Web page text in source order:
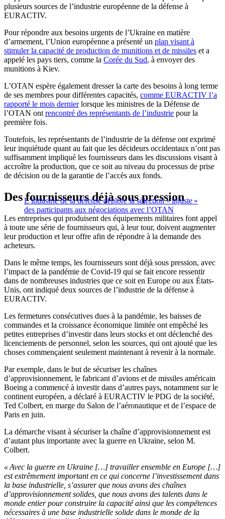
plusieurs sources de l’industrie européenne de la défense à
EURACTIV.
Pour répondre aux besoins urgents de l’Ukraine en matière
d’armement, l’Union européenne a présenté un plan visant à
stimuler la capacité de production de munitions et de missiles et a
appelé les pays tiers, comme la Corée du Sud, à envoyer des
munitions à Kiev.
L’OTAN espère également dresser la carte des besoins à long terme
de ses membres pour différentes capacités, comme EURACTIV l’a
rapporté le mois dernierlorsque les ministres de la Défense de
l’OTAN ont rencontré des représentants de l’industrie pour la
première fois.
Toutefois, les représentants de l’industrie de la défense ont exprimé
leur inquiétude quant au fait que les décideurs occidentaux n’ont pas
suffisamment impliqué les fournisseurs dans les discussions visant à
accroître la production, que ce soit au niveau du processus de prise
de décision ou de la garantie de l’accès aux fonds.
L’industrie de la défense déplore la sélection « injuste »
des participants aux négociations avec l’OTAN
Des fournisseurs déjà sous pression
Les entreprises qui produisent des équipements militaires font appel
à toute une série de fournisseurs qui, à leur tour, doivent augmenter
leur production et leur offre afin de répondre à la demande des
acheteurs.
Dans le même temps, les fournisseurs sont déjà sous pression, avec
l’impact de la pandémie de Covid-19 qui se fait encore ressentir
dans de nombreuses industries que ce soit en Europe ou aux États-
Unis, ont indiqué deux sources de l’industrie de la défense à
EURACTIV.
Les fermetures consécutives dues à la pandémie, les baisses de
commandes et la croissance économique limitée ont empêché les
petites entreprises d’investir dans leurs stocks et ont déclenché des
licenciements de personnel, selon les sources, qui ont ajouté que les
choses commençaient seulement maintenant à revenir à la normale.
Par exemple, dans le but de sécuriser les chaînes
d’approvisionnement, le fabricant d’avions et de missiles américain
Boeing a commencé à investir dans d’autres pays, notamment sur le
continent européen, a déclaré à EURACTIV le PDG de la société,
Ted Colbert, en marge du Salon de l’aéronautique et de l’espace de
Paris en juin.
La démarche visant à sécuriser la chaîne d’approvisionnement est
d’autant plus importante avec la guerre en Ukraine, selon M.
Colbert.
« Avec la guerre en Ukraine […] travailler ensemble en Europe […]
est extrêmement important en ce qui concerne l’investissement dans
la base industrielle, s’assurer que nous avons des chaînes
d’approvisionnement solides, que nous avons des talents dans le
monde entier pour construire la capacité ainsi que les compétences
nécessaires à une base industrielle solide dans le monde de la